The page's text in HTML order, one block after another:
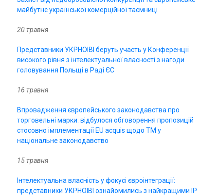
майбутнє української комерційної таємниці
20 травня
Представники УКРНОІВІ беруть участь у Конференції
високого рівня з інтелектуальної власності з нагоди
головування Польщі в Раді ЄС
16 травня
Впровадження європейського законодавства про
торговельні марки: відбулося обговорення пропозицій
стосовно імплементації EU acquis щодо ТМ у
національне законодавство
15 травня
Інтелектуальна власність у фокусі євроінтеграції:
представники УКРНОІВІ ознайомились з найкращими IP